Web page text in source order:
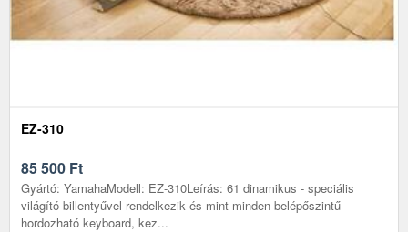
EZ-310
85 500 Ft
Gyártó: YamahaModell: EZ-310Leírás: 61 dinamikus - speciális
világító billentyűvel rendelkezik és mint minden belépőszintű
hordozható keyboard, kez...